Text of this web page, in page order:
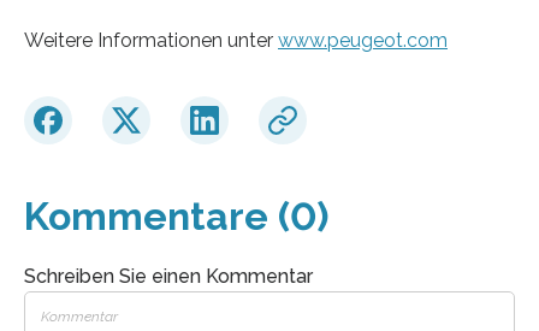
Weitere Informationen unter www.peugeot.com
Kommentare (0)
Schreiben Sie einen Kommentar